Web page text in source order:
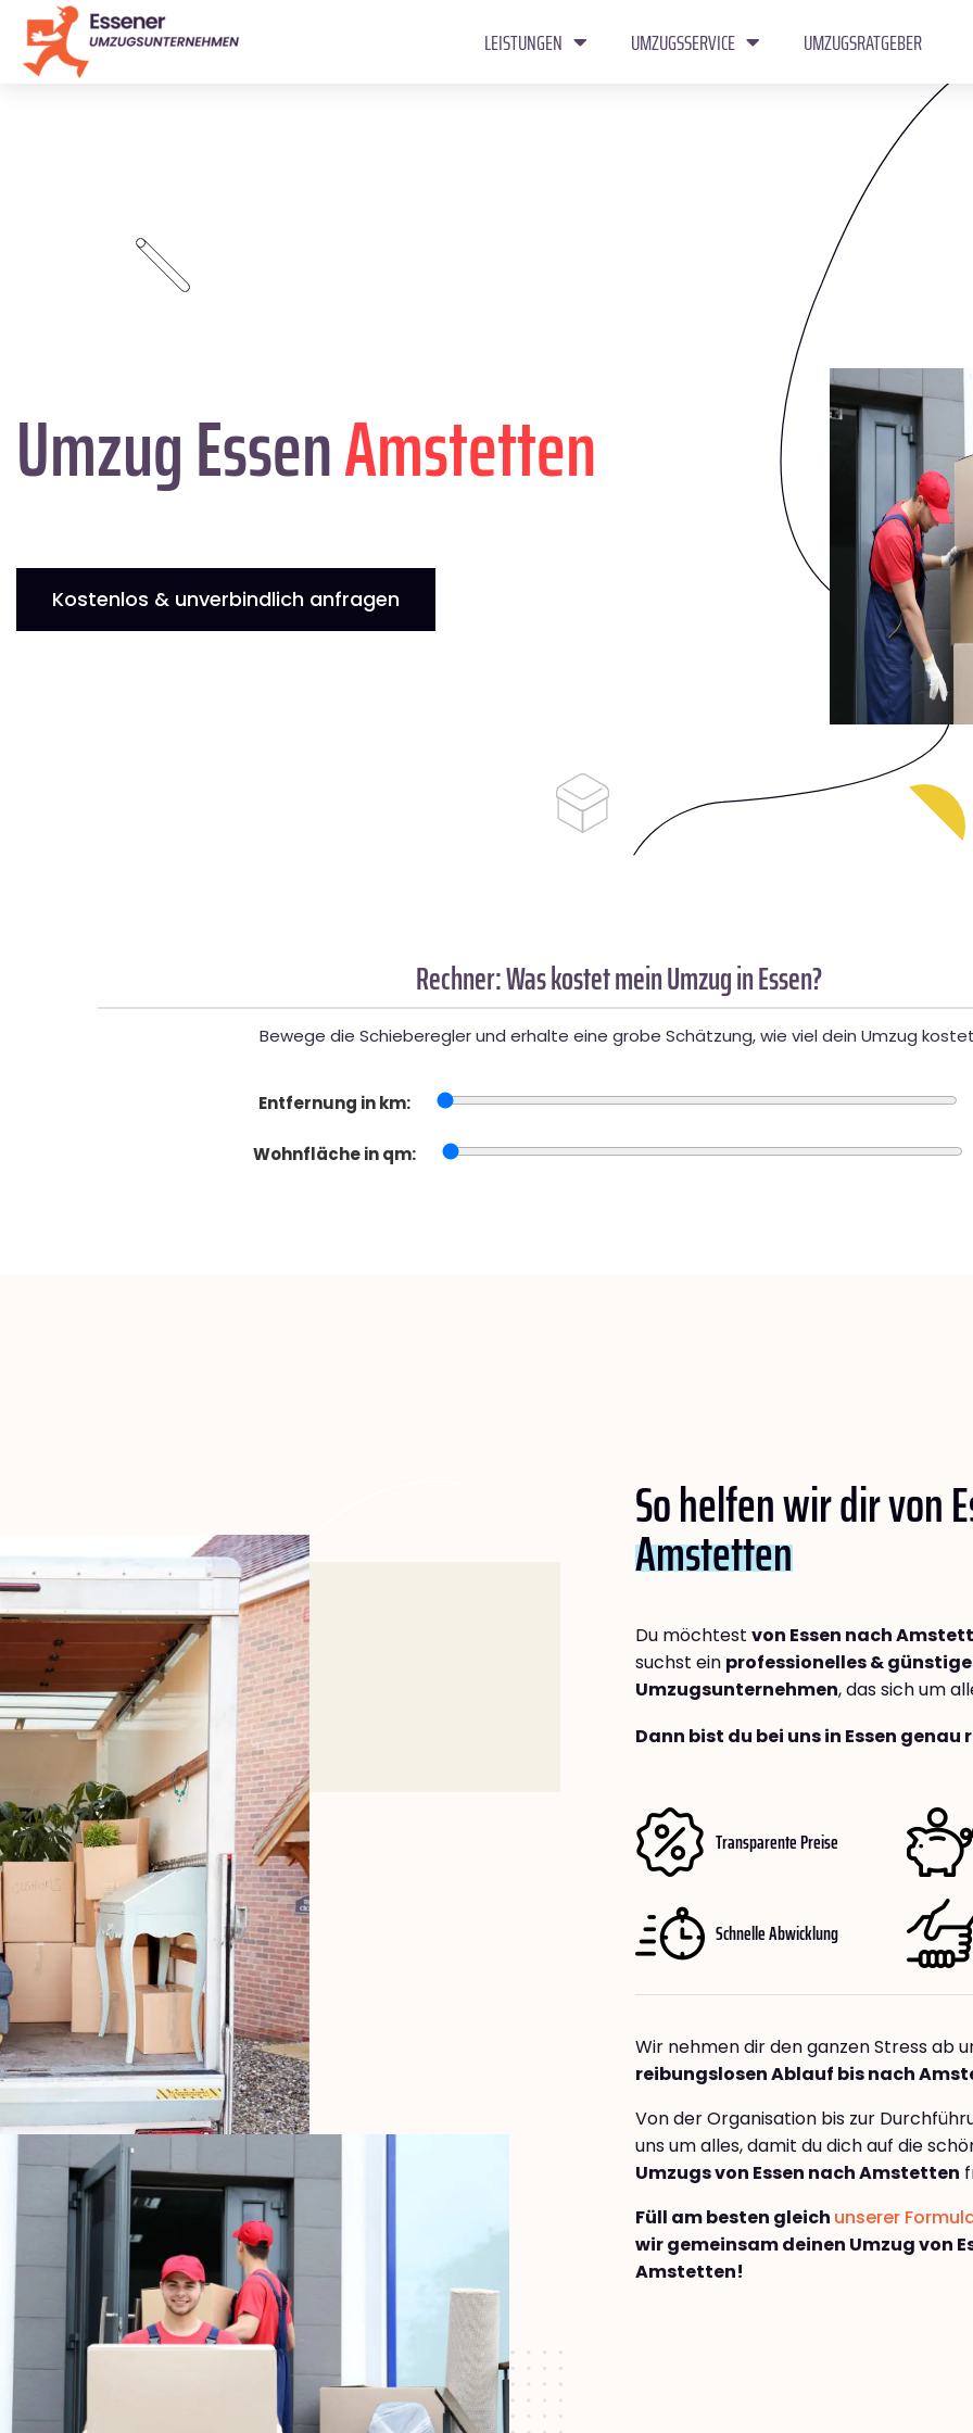
LEISTUNGEN UMZUGSSERVICE UMZUGSRATGEBER
Umzug EssenAmstetten
Kostenlos & unverbindlich anfragen
Rechner: Was kostet mein Umzug in Essen?
Bewege die Schieberegler und erhalte eine grobe Schätzung, wie viel dein Umzug
Entfernung in km:
Wohnfläche in qm:
So helfen wir dir von
Amstetten
Du möchtest von Essen nach
suchst ein professionelles &
Umzugsunternehmen, das sich um
Dann bist du bei uns in Essen
Transparente Preise
Schnelle Abwicklung
Wir nehmen dir den ganzen Stress ab
reibungslosen Ablauf bis nach
Von der Organisation bis zur
uns um alles, damit du dich auf die
Umzugs von Essen nach Amstetten
Füll am besten gleich unserer
wir gemeinsam deinen Umzug von
Amstetten!